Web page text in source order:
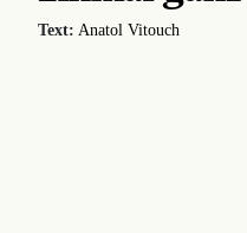
Text: Anatol Vitouch